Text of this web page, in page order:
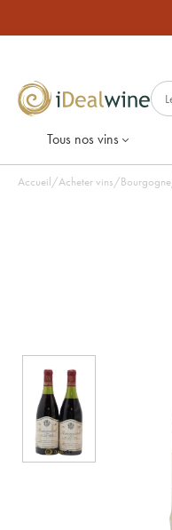
Tous nos vins
Accueil/Acheter vins/Bourgogne